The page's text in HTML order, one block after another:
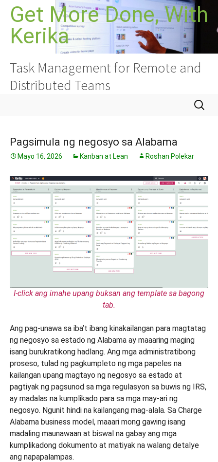
Lumaktaw
nilalaman
Get More Done, With
Kerika
Task Management for Remote and
Distributed Teams
Hanapin
ang:
Pagsimula ng negosyo sa Alabama
Mayo 16, 2026 Kanban at Lean Roshan Polekar
I-click ang imahe upang buksan ang template sa bagong
tab.
Ang pag-unawa sa iba’t ibang kinakailangan para magtatag
ng negosyo sa estado ng Alabama ay maaaring maging
isang burukratikong hadlang. Ang mga administratibong
proseso, tulad ng pagkumpleto ng mga papeles na
kailangan upang magtayo ng negosyo sa estado at
pagtiyak ng pagsunod sa mga regulasyon sa buwis ng IRS,
ay madalas na kumplikado para sa mga may-ari ng
negosyo. Ngunit hindi na kailangang mag-alala. Sa Charge
Alabama business model, maaari mong gawing isang
madaling maunawaan at biswal na gabay ang mga
kumplikadong dokumento at matiyak na walang detalye
ang napapalampas.